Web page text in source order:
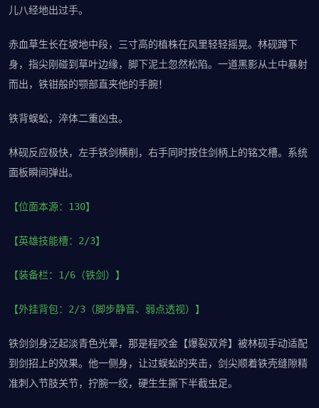
儿八经地出过手。
赤血草生长在坡地中段，三寸高的植株在风里轻轻摇晃。林砚蹲下
身，指尖刚碰到草叶边缘，脚下泥土忽然松陷。一道黑影从土中暴射
而出，铁钳般的颚部直夹他的手腕！
铁背蜈蚣，淬体二重凶虫。
林砚反应极快，左手铁剑横削，右手同时按住剑柄上的铭文槽。系统
面板瞬间弹出。
【位面本源：130】
【英雄技能槽：2/3】
【装备栏：1/6（铁剑）】
【外挂背包：2/3（脚步静音、弱点透视）】
铁剑剑身泛起淡青色光晕，那是程咬金【爆裂双斧】被林砚手动适配
到剑招上的效果。他一侧身，让过蜈蚣的夹击，剑尖顺着铁壳缝隙精
准刺入节肢关节，拧腕一绞，硬生生撕下半截虫足。